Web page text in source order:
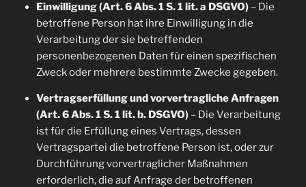
Einwilligung (Art. 6 Abs. 1 S. 1 lit. a DSGVO)– Die
betroffene Person hat ihre Einwilligung in die
Verarbeitung der sie betreffenden
personenbezogenen Daten für einen spezifischen
Zweck oder mehrere bestimmte Zwecke gegeben.
Vertragserfüllung und vorvertragliche Anfragen
(Art. 6 Abs. 1 S. 1 lit. b. DSGVO)– Die Verarbeitung
ist für die Erfüllung eines Vertrags, dessen
Vertragspartei die betroffene Person ist, oder zur
Durchführung vorvertraglicher Maßnahmen
erforderlich, die auf Anfrage der betroffenen